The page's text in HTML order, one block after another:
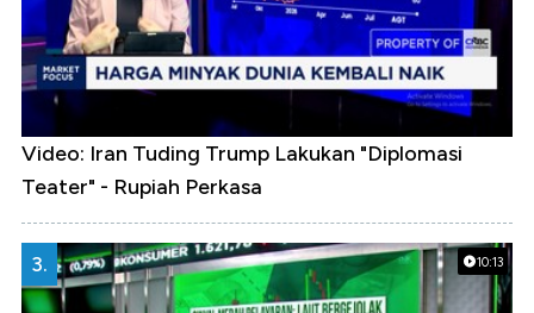
Video: Iran Tuding Trump Lakukan "Diplomasi
Teater" - Rupiah Perkasa
10:13
3.